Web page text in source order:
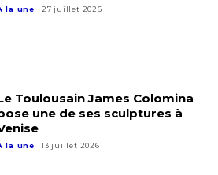
et conditions
et conditions
la une 27 juillet 2026
Toulousain James Colomina
une de ses sculptures à
la une 13 juillet 2026